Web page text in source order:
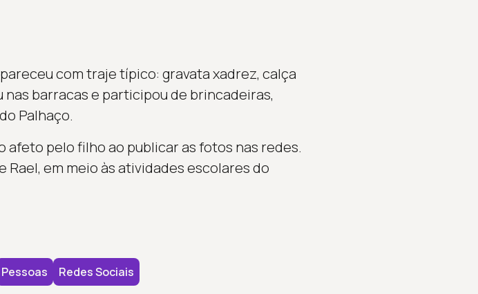
com traje típico: gravata xadrez, calça
barracas e participou de brincadeiras,
Palhaço.
pelo filho ao publicar as fotos nas redes.
em meio às atividades escolares do
Pessoas Redes Sociais